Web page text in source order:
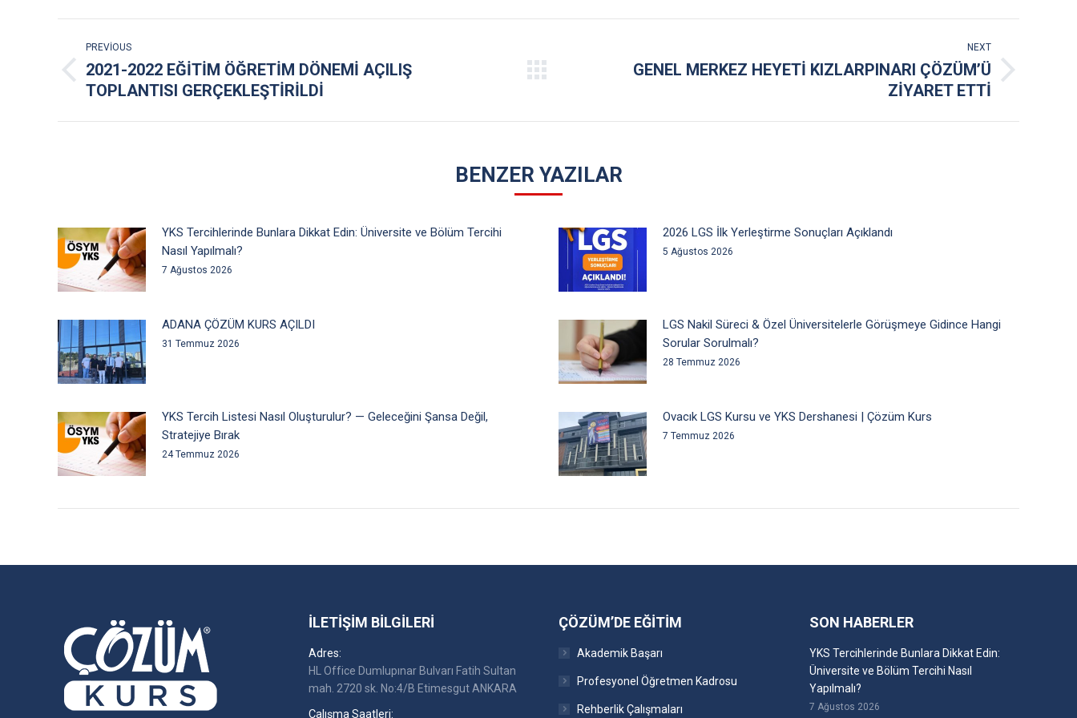
POST
NAVIGATION
PREVIOUS
Previous
post:
2021-2022 EĞİTİM ÖĞRETİM DÖNEMİ AÇILIŞ
TOPLANTISI GERÇEKLEŞTİRİLDİ
NEXT
GENEL MERKEZ HEYETİ KIZLARPINARI ÇÖZÜM’Ü
ZİYARET ETTİ
BENZER YAZILAR
YKS Tercihlerinde Bunlara Dikkat Edin: Üniversite ve Bölüm Tercihi
Nasıl Yapılmalı?
7 Ağustos 2026
2026 LGS İlk Yerleştirme Sonuçları Açıklandı
5 Ağustos 2026
ADANA ÇÖZÜM KURS AÇILDI
31 Temmuz 2026
LGS Nakil Süreci & Özel Üniversitelerle Görüşmeye Gidince Hangi
Sorular Sorulmalı?
28 Temmuz 2026
YKS Tercih Listesi Nasıl Oluşturulur? — Geleceğini Şansa Değil,
Stratejiye Bırak
24 Temmuz 2026
Ovacık LGS Kursu ve YKS Dershanesi | Çözüm Kurs
7 Temmuz 2026
İLETIŞIM BILGILERI
Adres:
HL Office Dumlupınar Bulvarı Fatih Sultan
mah. 2720 sk. No:4/B Etimesgut ANKARA
Çalışma Saatleri:
ÇÖZÜM’DE EĞITIM
Akademik Başarı
Profesyonel Öğretmen Kadrosu
Rehberlik Çalışmaları
SON HABERLER
YKS Tercihlerinde Bunlara Dikkat Edin:
Üniversite ve Bölüm Tercihi Nasıl
Yapılmalı?
7 Ağustos 2026